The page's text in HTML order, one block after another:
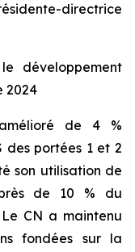
directrice
développement
2024
de 4 %
des portées 1 et 2
son utilisation de
de 10 % du
CN a maintenu
fondées sur la